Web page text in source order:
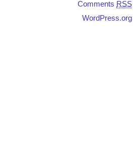
Comments RSS
WordPress.org